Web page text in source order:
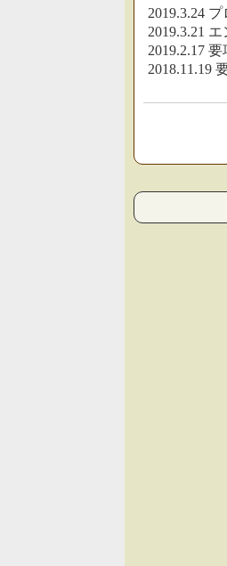
2019.3.24
2019.3.21
2019.2.17
2018.11.19